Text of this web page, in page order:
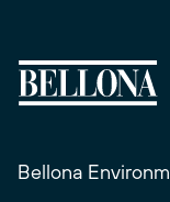
Bellona